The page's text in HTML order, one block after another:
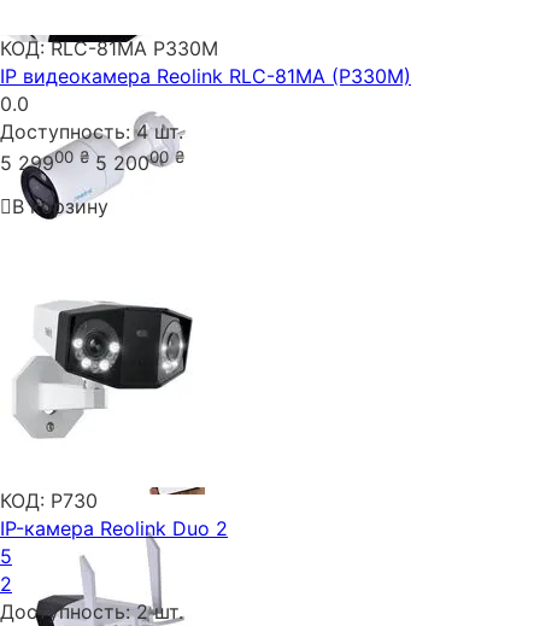
КОД: RLC-81MA P330M
IP видеокамера Reolink RLC-81MA (P330M)
0.0
Доступность: 4 шт.
5 29900 ₴ 5 20000 ₴
В корзину
КОД: P730
IP-камера Reolink Duo 2
5
2
Доступность: 2 шт.